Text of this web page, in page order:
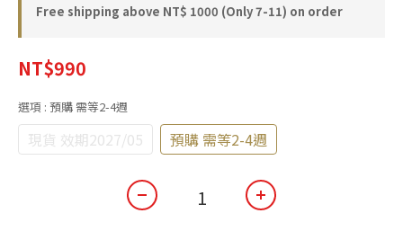
Free shipping above NT$ 1000 (Only 7-11) on order
NT$990
選項 : 預購 需等2-4週
現貨 效期2027/05 預購 需等2-4週